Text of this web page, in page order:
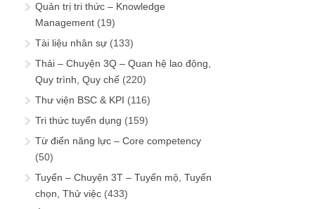
Quản trị tri thức – Knowledge
Management (19)
Tài liệu nhân sự (133)
Thải – Chuyện 3Q – Quan hệ lao động,
Quy trình, Quy chế (220)
Thư viện BSC & KPI (116)
Tri thức tuyển dụng (159)
Từ điển năng lực – Core competency
(50)
Tuyển – Chuyện 3T – Tuyển mộ, Tuyển
chọn, Thử việc (433)